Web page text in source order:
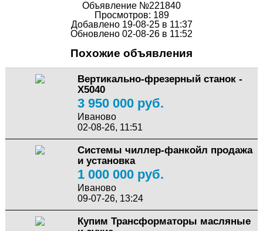
Объявление №221840
Просмотров: 189
Добавлено 19-08-25 в 11:37
Обновлено 02-08-26 в 11:52
Похожие объявления
Вертикально-фрезерный станок -
X5040
3 950 000 руб.
Иваново
02-08-26, 11:51
Системы чиллер-фанкойл продажа
и установка
1 000 000 руб.
Иваново
09-07-26, 13:24
Купим Трансформаторы масляные